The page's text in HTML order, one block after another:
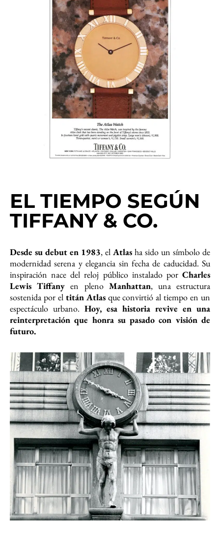
EL TIEMPO SEGÚN
TIFFANY & CO.
Desde su debut en 1983, el Atlas ha sido un símbolo de
modernidad serena y elegancia sin fecha de caducidad. Su
inspiración nace del reloj público instalado por Charles
Lewis Tiffany en pleno Manhattan, una estructura
sostenida por el titán Atlasque convirtió al tiempo en un
espectáculo urbano. Hoy, esa historia revive en una
reinterpretación que honra su pasado con visión de
futuro.